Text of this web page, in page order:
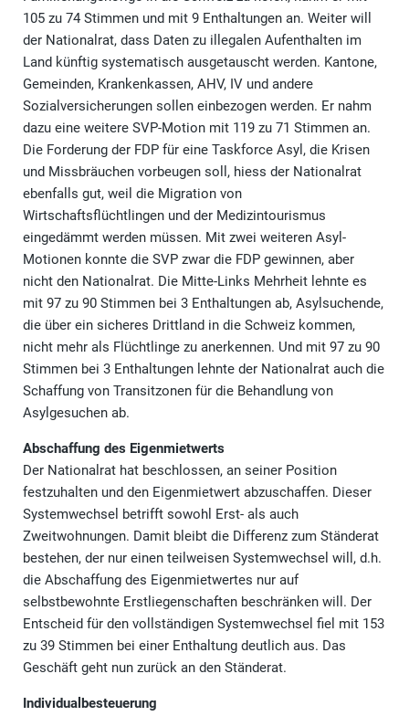
105 zu 74 Stimmen und mit 9 Enthaltungen an. Weiter will
der Nationalrat, dass Daten zu illegalen Aufenthalten im
Land künftig systematisch ausgetauscht werden. Kantone,
Gemeinden, Krankenkassen, AHV, IV und andere
Sozialversicherungen sollen einbezogen werden. Er nahm
dazu eine weitere SVP-Motion mit 119 zu 71 Stimmen an.
Die Forderung der FDP für eine Taskforce Asyl, die Krisen
und Missbräuchen vorbeugen soll, hiess der Nationalrat
ebenfalls gut, weil die Migration von
Wirtschaftsflüchtlingen und der Medizintourismus
eingedämmt werden müssen. Mit zwei weiteren Asyl-
Motionen konnte die SVP zwar die FDP gewinnen, aber
nicht den Nationalrat. Die Mitte-Links Mehrheit lehnte es
mit 97 zu 90 Stimmen bei 3 Enthaltungen ab, Asylsuchende,
die über ein sicheres Drittland in die Schweiz kommen,
nicht mehr als Flüchtlinge zu anerkennen. Und mit 97 zu 90
Stimmen bei 3 Enthaltungen lehnte der Nationalrat auch die
Schaffung von Transitzonen für die Behandlung von
Asylgesuchen ab.
Abschaffung des Eigenmietwerts
Der Nationalrat hat beschlossen, an seiner Position
festzuhalten und den Eigenmietwert abzuschaffen. Dieser
Systemwechsel betrifft sowohl Erst- als auch
Zweitwohnungen. Damit bleibt die Differenz zum Ständerat
bestehen, der nur einen teilweisen Systemwechsel will, d.h.
die Abschaffung des Eigenmietwertes nur auf
selbstbewohnte Erstliegenschaften beschränken will. Der
Entscheid für den vollständigen Systemwechsel fiel mit 153
zu 39 Stimmen bei einer Enthaltung deutlich aus. Das
Geschäft geht nun zurück an den Ständerat.
Individualbesteuerung